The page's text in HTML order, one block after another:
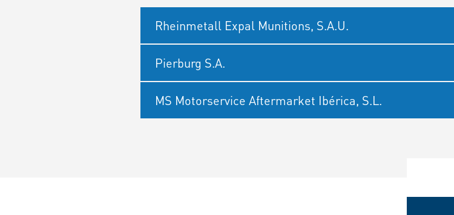
Rheinmetall Expal Munitions, S.A.U.
Pierburg S.A.
MS Motorservice Aftermarket Ibérica, S.L.